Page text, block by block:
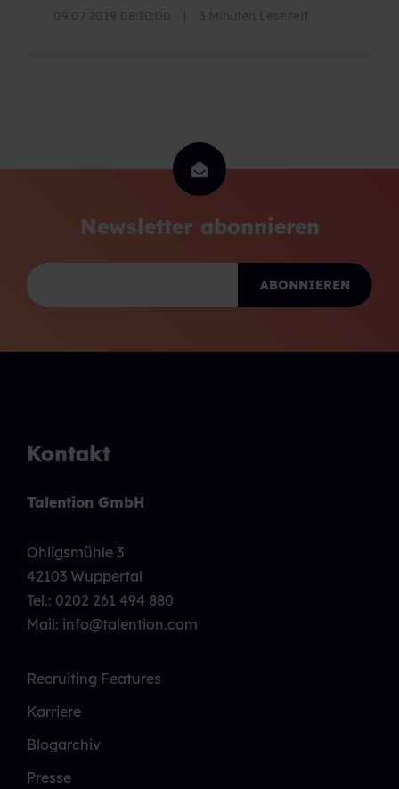
Newsletter abonnieren
Kontakt
Talention GmbH
Ohligsmühle 3
42103 Wuppertal
Tel.: 0202 261 494 880
Mail: info@talention.com
Recruiting Features
Karriere
Blogarchiv
Presse